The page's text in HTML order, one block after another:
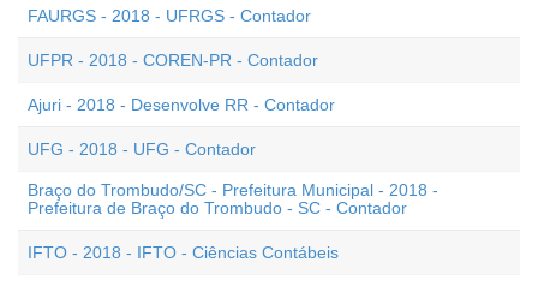
FAURGS - 2018 - UFRGS - Contador
UFPR - 2018 - COREN-PR - Contador
Ajuri - 2018 - Desenvolve RR - Contador
UFG - 2018 - UFG - Contador
Braço do Trombudo/SC - Prefeitura Municipal - 2018 -
Prefeitura de Braço do Trombudo - SC - Contador
IFTO - 2018 - IFTO - Ciências Contábeis